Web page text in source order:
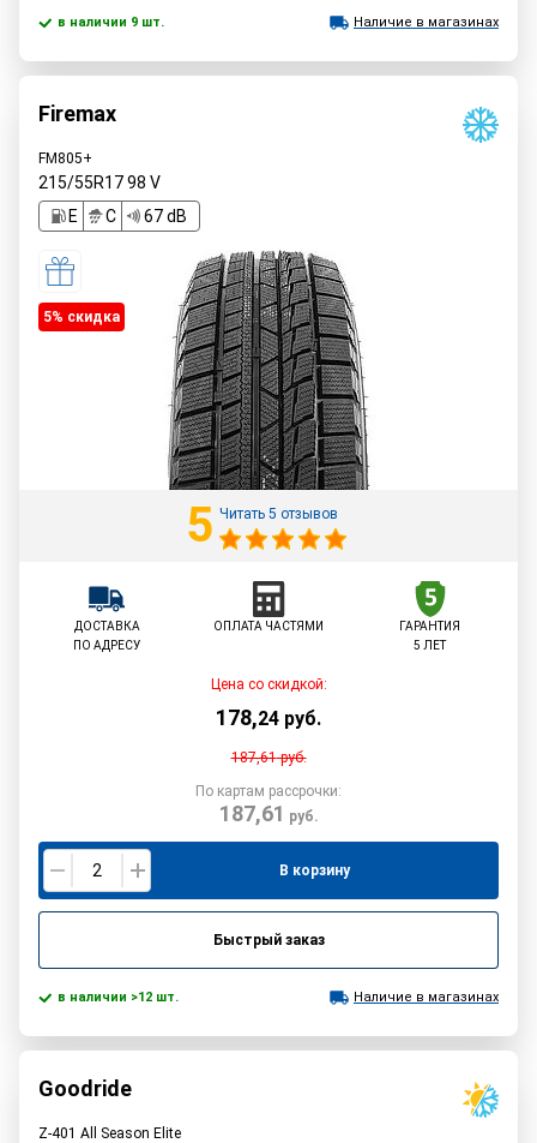
в наличии 9 шт. Наличие в магазинах
Firemax
FM805+
215/55R1798 V
E
C 67 dB
5% cкидка
5 Читать 5 отзывов
ДОСТАВКА
ПО АДРЕСУ
ОПЛАТА ЧАСТЯМИ
ГАРАНТИЯ
5 ЛЕТ
Цена со скидкой:
178,24 руб.
187,61руб.
По картам рассрочки:
187,61 руб.
В корзину
Быстрый заказ
в наличии >12 шт. Наличие в магазинах
Goodride
Z-401 All Season Elite